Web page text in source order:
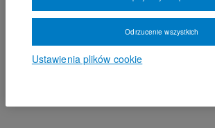
Ustawienia plików cookie
Odrzucenie wszystkich